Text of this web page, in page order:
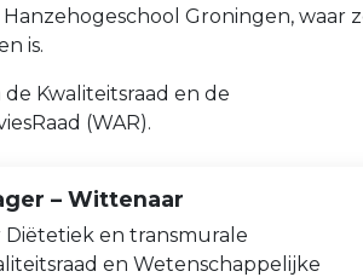
Groningen, waar
is.
Kwaliteitsraad en de
(WAR).
– Wittenaar
en transmurale
en Wetenschappelijke